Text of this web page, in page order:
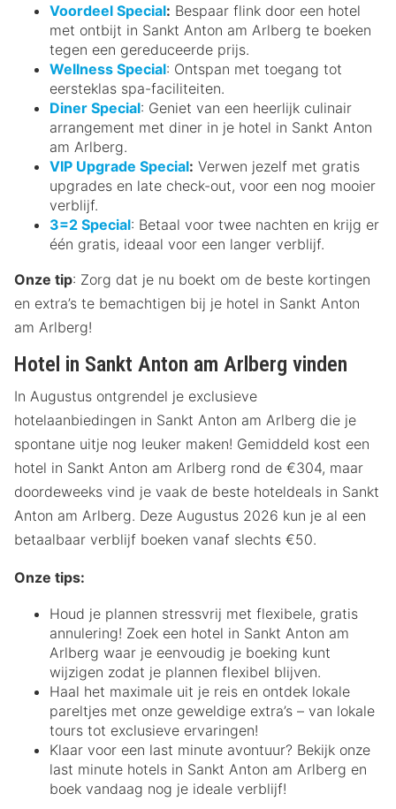
Voordeel Special: Bespaar flink door een hotel
met ontbijt in Sankt Anton am Arlberg te boeken
tegen een gereduceerde prijs.
Wellness Special: Ontspan met toegang tot
eersteklas spa-faciliteiten.
Diner Special: Geniet van een heerlijk culinair
arrangement met diner in je hotel in Sankt Anton
am Arlberg.
VIP Upgrade Special: Verwen jezelf met gratis
upgrades en late check-out, voor een nog mooier
verblijf.
3=2 Special: Betaal voor twee nachten en krijg er
één gratis, ideaal voor een langer verblijf.
Onze tip: Zorg dat je nu boekt om de beste kortingen
en extra’s te bemachtigen bij je hotel in Sankt Anton
am Arlberg!
Hotel in Sankt Anton am Arlberg vinden
In Augustus ontgrendel je exclusieve
hotelaanbiedingen in Sankt Anton am Arlberg die je
spontane uitje nog leuker maken! Gemiddeld kost een
hotel in Sankt Anton am Arlberg rond de €304, maar
doordeweeks vind je vaak de beste hoteldeals in Sankt
Anton am Arlberg. Deze Augustus 2026 kun je al een
betaalbaar verblijf boeken vanaf slechts €50.
Onze tips:
Houd je plannen stressvrij met flexibele, gratis
annulering! Zoek een hotel in Sankt Anton am
Arlberg waar je eenvoudig je boeking kunt
wijzigen zodat je plannen flexibel blijven.
Haal het maximale uit je reis en ontdek lokale
pareltjes met onze geweldige extra’s – van lokale
tours tot exclusieve ervaringen!
Klaar voor een last minute avontuur? Bekijk onze
last minute hotels in Sankt Anton am Arlberg en
boek vandaag nog je ideale verblijf!